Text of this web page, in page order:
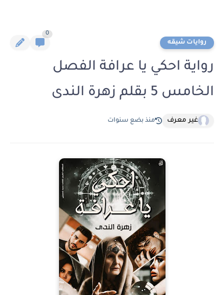
روايات شيقه
0
رواية احكي يا عرافة الفصل
الخامس 5 بقلم زهرة الندى
غير معرف منذ بضع سنوات